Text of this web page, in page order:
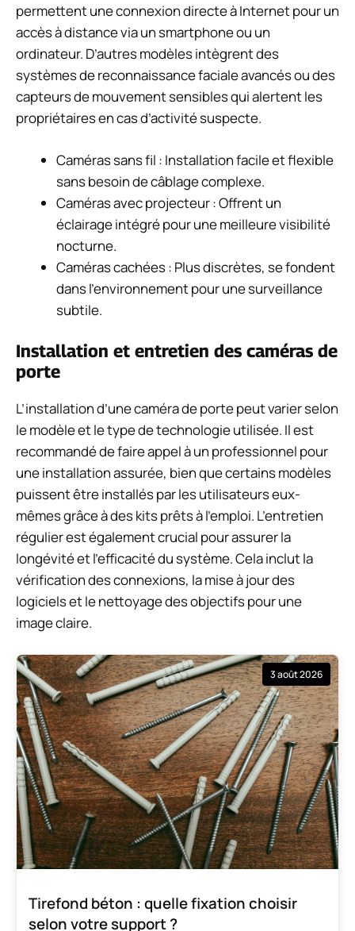
permettent une connexion directe à Internet pour un
accès à distance via un smartphone ou un
ordinateur. D’autres modèles intègrent des
systèmes de reconnaissance faciale avancés ou des
capteurs de mouvement sensibles qui alertent les
propriétaires en cas d’activité suspecte.
Caméras sans fil : Installation facile et flexible
sans besoin de câblage complexe.
Caméras avec projecteur : Offrent un
éclairage intégré pour une meilleure visibilité
nocturne.
Caméras cachées : Plus discrètes, se fondent
dans l’environnement pour une surveillance
subtile.
Installation et entretien des caméras de
porte
L’installation d’une caméra de porte peut varier selon
le modèle et le type de technologie utilisée. Il est
recommandé de faire appel à un professionnel pour
une installation assurée, bien que certains modèles
puissent être installés par les utilisateurs eux-
mêmes grâce à des kits prêts à l’emploi. L’entretien
régulier est également crucial pour assurer la
longévité et l’efficacité du système. Cela inclut la
vérification des connexions, la mise à jour des
logiciels et le nettoyage des objectifs pour une
image claire.
3 août 2026
Tirefond béton : quelle fixation choisir
selon votre support ?